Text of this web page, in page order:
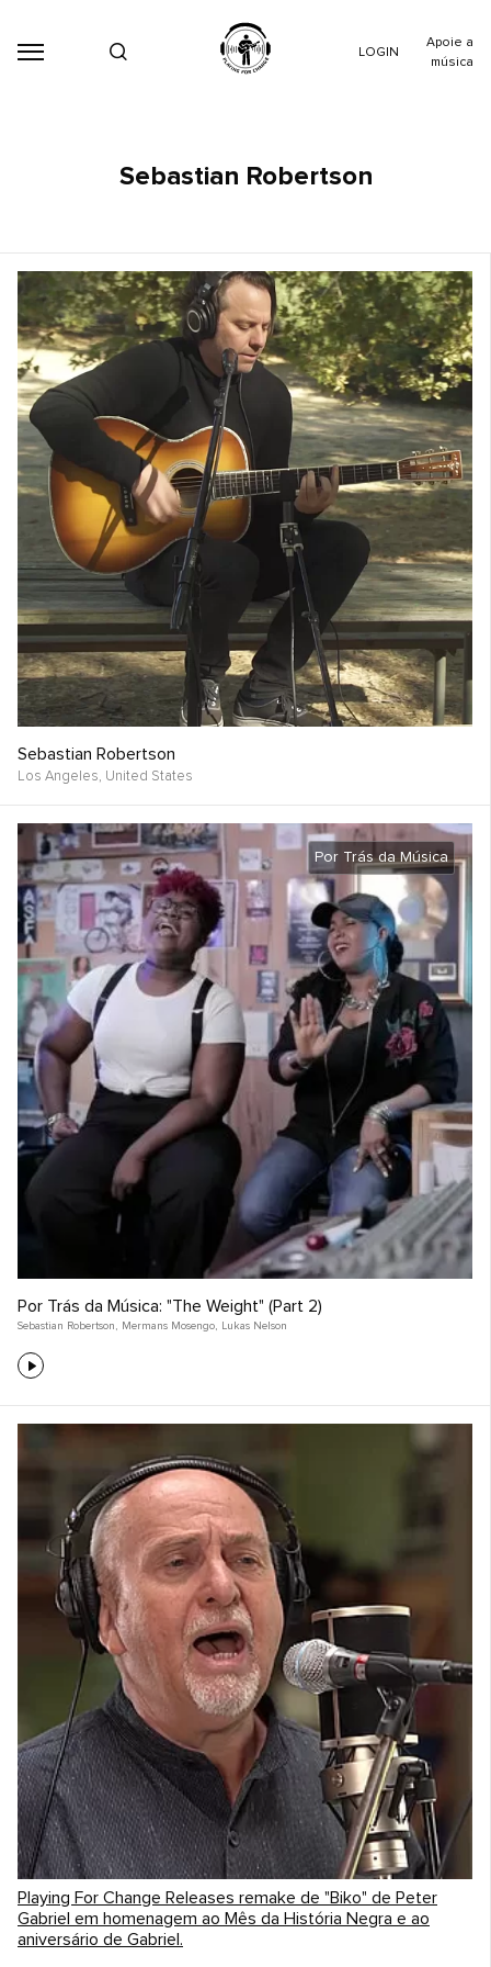
LOGIN
Apoie a
música
Sebastian Robertson
Sebastian Robertson
Los Angeles, United States
Por Trás da Música
Por Trás da Música: "The Weight" (Part 2)
Sebastian Robertson , Mermans Mosengo, Lukas Nelson
Playing For Change Releases remake de "Biko" de Peter
Gabriel em homenagem ao Mês da História Negra e ao
aniversário de Gabriel.